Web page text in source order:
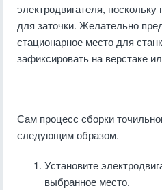
электродвигателя, поскольку
для заточки. Желательно
стационарное место для
зафиксировать на верстаке
Сам процесс сборки
следующим образом.
Установите
выбранное место.